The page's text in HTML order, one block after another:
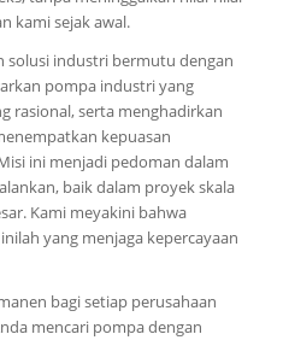
kami sejak awal.
solusi industri bermutu dengan
pompa industri yang
rasional, serta menghadirkan
kepuasan
ini menjadi pedoman dalam
baik dalam proyek skala
Kami meyakini bahwa
yang menjaga kepercayaan
bagi setiap perusahaan
mencari pompa dengan